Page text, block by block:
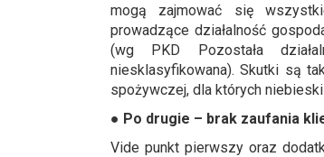
mogą zajmować się
prowadzące działalność
(wg PKD Pozostała
niesklasyfikowana). Skutki są
spożywczej, dla których
● Po drugie – brak zaufania
Vide punkt pierwszy oraz